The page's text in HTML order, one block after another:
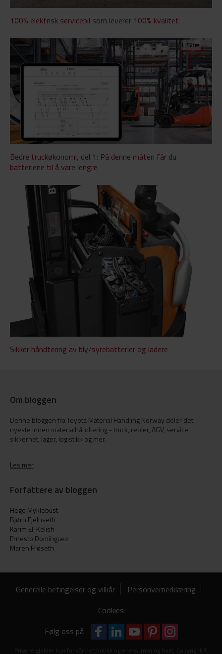
100% elektrisk servicebil som leverer 100% kvalitet
Bedre truckøkonomi, del 1: På denne måten får du
batteriene til å vare lengre
Sikker håndtering av bly/syrebatterier og ladere
Om bloggen
Denne bloggen fra Toyota Material Handling Norway deler det
nyeste innen materialhåndtering - truck, reoler, AGV, service,
sikkerhet, lager, logistikk og mer.
Les mer
Forfattere av bloggen
Hege Myklebust
Bjørn Fjelnseth
Karim El-Kelish
Ernesto Domínguez
Maren Frøseth
Generelle betingelser og vilkår
Personvernerklæring
Cookies
Følg oss på
Prisene gjelder kun for vår nettbutikk og er eks. mva og frakt. Copyright ©